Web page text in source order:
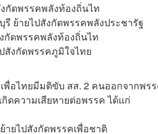
กัดพรรคพลังท้องถิ่นไท
ย้ายไปสังกัดพรรคพลังประชารัฐ
กัดพรรคพลังท้องถิ่นไท
สังกัดพรรคภูมิใจไทย
พื่อไทยมีมติขับ สส. 2 คนออกจากพ
ดความเสียหายต่อพรรค ได้แก่
ยไปสังกัดพรรคเพื่อชาติ